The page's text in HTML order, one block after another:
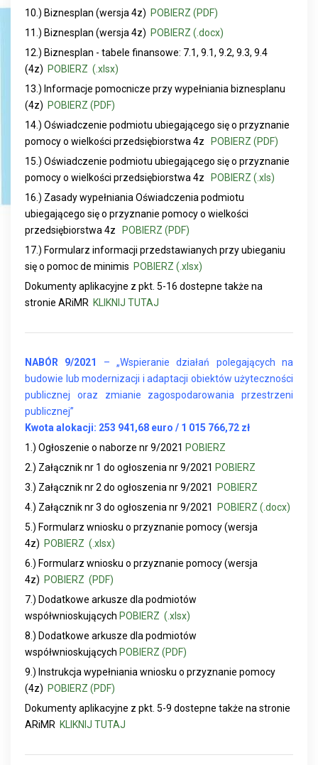
10.) Biznesplan (wersja 4z) POBIERZ (PDF)
11.) Biznesplan (wersja 4z) POBIERZ (.docx)
12.) Biznesplan - tabele finansowe: 7.1, 9.1, 9.2, 9.3, 9.4
(4z) POBIERZ (.xlsx)
13.) Informacje pomocnicze przy wypełniania biznesplanu
(4z) POBIERZ (PDF)
14.) Oświadczenie podmiotu ubiegającego się o przyznanie
pomocy o wielkości przedsiębiorstwa 4z
POBIERZ (PDF)
15.) Oświadczenie podmiotu ubiegającego się o przyznanie
pomocy o wielkości przedsiębiorstwa 4z
POBIERZ (.xls)
16.) Zasady wypełniania Oświadczenia podmiotu
ubiegającego się o przyznanie pomocy o wielkości
przedsiębiorstwa 4z
POBIERZ (PDF)
17.) Formularz informacji przedstawianych przy ubieganiu
się o pomoc de minimis POBIERZ (.xlsx)
Dokumenty aplikacyjne z pkt. 5-16 dostepne także na
stronie ARiMR KLIKNIJ TUTAJ
NABÓR 9/2021
– „Wspieranie działań polegających na
budowie lub modernizacji i adaptacji obiektów użyteczności
publicznej oraz zmianie zagospodarowania przestrzeni
publicznej”
Kwota alokacji: 253 941,68 euro / 1 015 766,72 zł
1.) Ogłoszenie o naborze nr 9/2021 POBIERZ
2.) Załącznik nr 1 do ogłoszenia nr 9/2021 POBIERZ
3.) Załącznik nr 2 do ogłoszenia nr 9/2021
POBIERZ
4.) Załącznik nr 3 do ogłoszenia nr 9/2021
POBIERZ (.docx)
5.) Formularz wniosku o przyznanie pomocy (wersja
4z) POBIERZ (.xlsx)
6.) Formularz wniosku o przyznanie pomocy (wersja
4z) POBIERZ (PDF)
7.) Dodatkowe arkusze dla podmiotów
współwnioskujących POBIERZ (.xlsx)
8.) Dodatkowe arkusze dla podmiotów
współwnioskujących POBIERZ (PDF)
9.) Instrukcja wypełniania wniosku o przyznanie pomocy
(4z) POBIERZ (PDF)
Dokumenty aplikacyjne z pkt. 5-9 dostepne także na stronie
ARiMR KLIKNIJ TUTAJ